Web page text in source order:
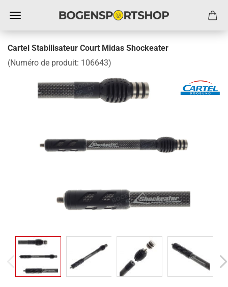
Cartel Stabilisateur Court Midas Shockeater
(Numéro de produit: 106643)